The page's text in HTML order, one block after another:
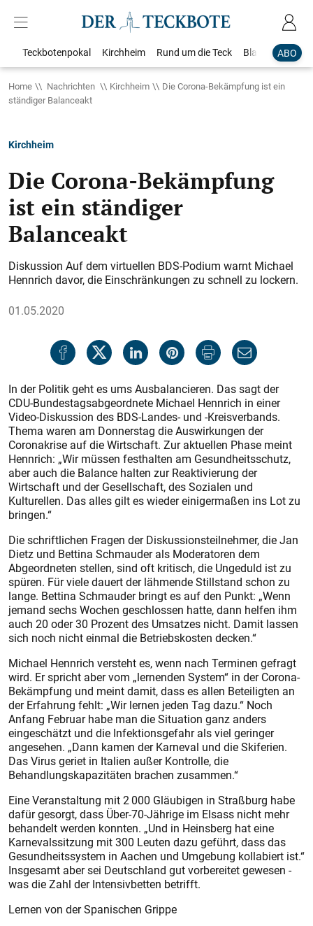
ABO
Teckbotenpokal Kirchheim Rund um die Teck Blaulicht
Home Nachrichten Kirchheim
Die Corona-Bekämpfung ist ein
ständiger Balanceakt
Kirchheim
Die Corona-Bekämpfung
ist ein ständiger
Balanceakt
Diskussion Auf dem virtuellen BDS-Podium warnt Michael
Hennrich davor, die Einschränkungen zu schnell zu lockern.
01.05.2020
In der Politik geht es ums Ausbalancieren. Das sagt der
CDU-Bundestagsabgeordnete Michael Hennrich in einer
Video-Diskussion des BDS-Landes- und -Kreisverbands.
Thema waren am Donnerstag die Auswirkungen der
Coronakrise auf die Wirtschaft. Zur aktuellen Phase meint
Hennrich: „Wir müssen festhalten am Gesund­heitsschutz,
aber auch die Balance halten zur Reaktivierung der
Wirtschaft und der Gesellschaft, des Sozialen und
Kulturellen. Das alles gilt es wieder einigermaßen ins Lot zu
bringen.“
Die schriftlichen Fragen der Diskussionsteilnehmer, die Jan
Dietz und Bettina Schmauder als Moderatoren dem
Abgeordneten stellen, sind oft kritisch, die Ungeduld ist zu
spüren. Für viele dauert der lähmende Stillstand schon zu
lange. Bettina Schmauder bringt es auf den Punkt: „Wenn
jemand sechs Wochen geschlossen hatte, dann helfen ihm
auch 20 oder 30 Prozent des Umsatzes nicht. Damit lassen
sich noch nicht einmal die Betriebskosten decken.“
Michael Hennrich versteht es, wenn nach Terminen gefragt
wird. Er spricht aber vom „lernenden System“ in der Corona-
Bekämpfung und meint damit, dass es allen Beteiligten an
der Erfahrung fehlt: „Wir lernen jeden Tag dazu.“ Noch
Anfang Februar habe man die Situation ganz anders
eingeschätzt und die Infektionsgefahr als viel geringer
angesehen. „Dann kamen der Karneval und die Skiferien.
Das Virus geriet in Italien außer Kontrolle, die
Behandlungskapazitäten brachen zusammen.“
Eine Veranstaltung mit 2 000 Gläubigen in Straßburg habe
dafür gesorgt, dass Über-70-Jährige im Elsass nicht mehr
behandelt werden konnten. „Und in Heinsberg hat eine
Karnevalssitzung mit 300 Leuten dazu geführt, dass das
Gesundheitssystem in Aachen und Umgebung kollabiert ist.“
Insgesamt aber sei Deutschland gut vorbereitet gewesen -
was die Zahl der Intensivbetten betrifft.
Lernen von der Spanischen Grippe